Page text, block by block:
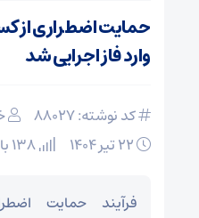
حمایت اضطراری از
وارد فاز اجرایی شد
کد نوشته: 88027
فرآیند حمایت